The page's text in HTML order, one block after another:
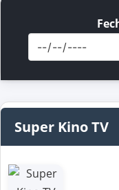
Super Kino TV